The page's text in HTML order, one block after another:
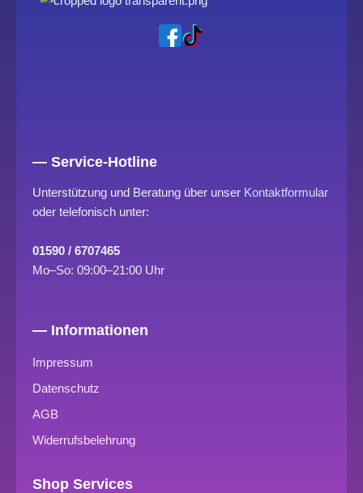
— Service-Hotline
Unterstützung und Beratung über unser Kontaktformular
oder telefonisch unter:
01590 / 6707465
Mo–So: 09:00–21:00 Uhr
— Informationen
Impressum
Datenschutz
AGB
Widerrufsbelehrung
Shop Services